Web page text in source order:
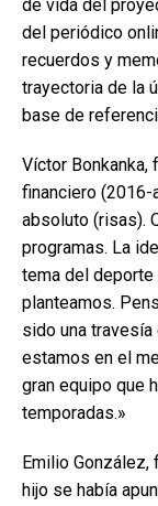
de vida del
del periódico
recuerdos y
trayectoria de la
base de
Víctor
financiero (2016-
absoluto (risas).
programas. La
tema del
planteamos.
sido una
estamos en el
gran equipo que
temporadas.»
Emilio
hijo se había